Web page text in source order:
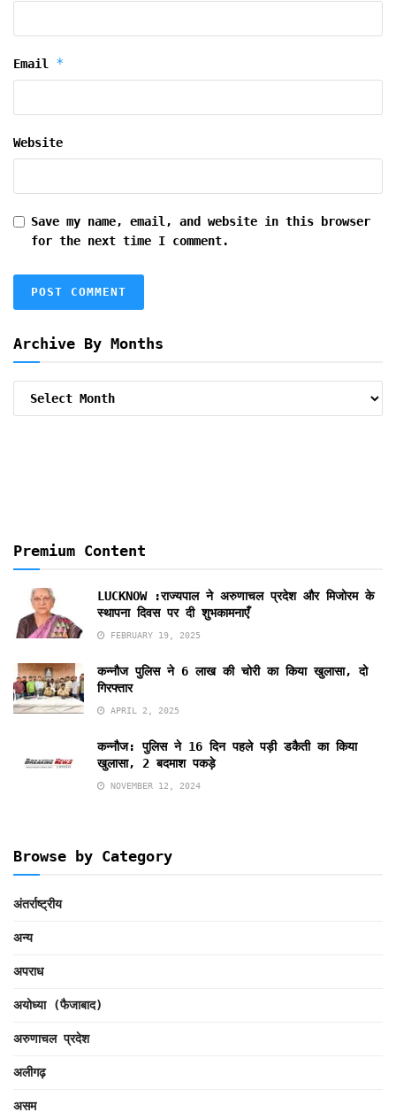
Email *
Website
Save my name, email, and website in this browser
for the next time I comment.
Archive By Months
Premium Content
LUCKNOW :राज्यपाल ने अरुणाचल प्रदेश और मिजोरम के
स्थापना दिवस पर दी शुभकामनाएँ
FEBRUARY 19, 2025
कन्नौज पुलिस ने 6 लाख की चोरी का किया खुलासा, दो
गिरफ्तार
APRIL 2, 2025
कन्नौज: पुलिस ने 16 दिन पहले पड़ी डकैती का किया
खुलासा, 2 बदमाश पकड़े
NOVEMBER 12, 2024
Browse by Category
अंतर्राष्ट्रीय
अन्य
अपराध
अयोध्या (फैजाबाद)
अरुणाचल प्रदेश
अलीगढ़
असम